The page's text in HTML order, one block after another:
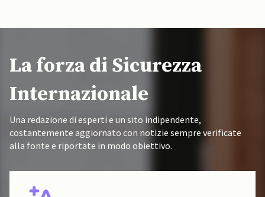
La forza di Sicurezza
Internazionale
Una redazione di esperti e un sito indipendente,
costantemente aggiornato con notizie sempre verificate
alla fonte e riportate in modo obiettivo.